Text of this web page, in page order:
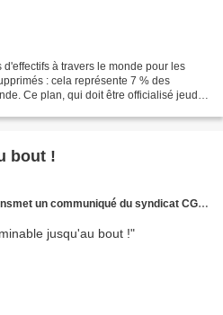
à travers le monde pour les
: cela représente 7 % des
Ce plan, qui doit être officialisé jeudi
bout !
un communiqué du syndicat CGT Ford